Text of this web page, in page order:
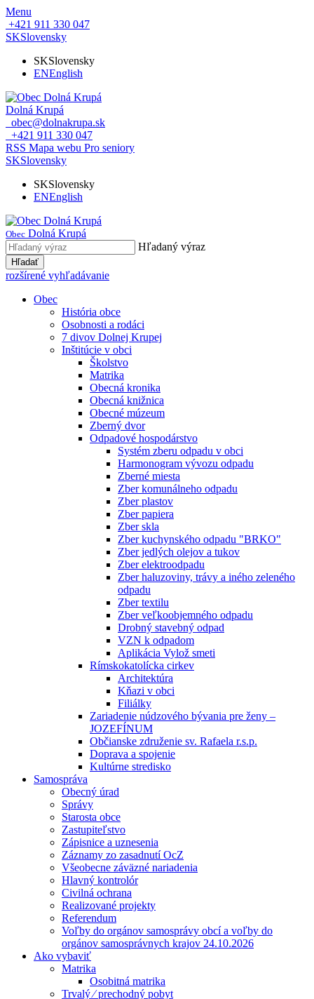
Menu
+421 911 330 047
SKSlovensky
SKSlovensky
ENEnglish
Dolná Krupá
obec@dolnakrupa.sk
+421 911 330 047
RSS Mapa webu Pro seniory
SKSlovensky
SKSlovensky
ENEnglish
Obec Dolná Krupá
Hľadaný výraz
Hľadať
rozšírené vyhľadávanie
Obec
História obce
Osobnosti a rodáci
7 divov Dolnej Krupej
Inštitúcie v obci
Školstvo
Matrika
Obecná kronika
Obecná knižnica
Obecné múzeum
Zberný dvor
Odpadové hospodárstvo
Systém zberu odpadu v obci
Harmonogram vývozu odpadu
Zberné miesta
Zber komunálneho odpadu
Zber plastov
Zber papiera
Zber skla
Zber kuchynského odpadu "BRKO"
Zber jedlých olejov a tukov
Zber elektroodpadu
Zber haluzoviny, trávy a iného zeleného
odpadu
Zber textilu
Zber veľkoobjemného odpadu
Drobný stavebný odpad
VZN k odpadom
Aplikácia Vylož smeti
Rímskokatolícka cirkev
Architektúra
Kňazi v obci
Filiálky
Zariadenie núdzového bývania pre ženy –
JOZEFÍNUM
Občianske združenie sv. Rafaela r.s.p.
Doprava a spojenie
Kultúrne stredisko
Samospráva
Obecný úrad
Správy
Starosta obce
Zastupiteľstvo
Zápisnice a uznesenia
Záznamy zo zasadnutí OcZ
Všeobecne záväzné nariadenia
Hlavný kontrolór
Civilná ochrana
Realizované projekty
Referendum
Voľby do orgánov samosprávy obcí a voľby do
orgánov samosprávnych krajov 24.10.2026
Ako vybaviť
Matrika
Osobitná matrika
Trvalý ⁄ prechodný pobyt